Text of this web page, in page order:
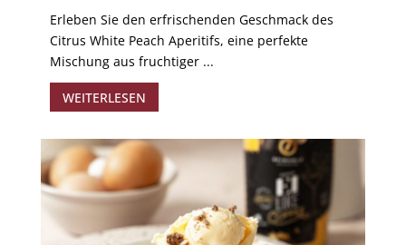
​ Erleben Sie den erfrischenden Geschmack des
Citrus White Peach Aperitifs, eine perfekte
Mischung aus fruchtiger ...
WEITERLESEN